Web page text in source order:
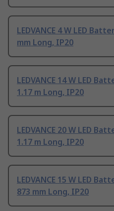
LEDVANCE 4 W LED
mm Long, IP20
LEDVANCE 14 W LED
1.17 m Long, IP20
LEDVANCE 20 W LED
1.17 m Long, IP20
LEDVANCE 15 W LED
873 mm Long, IP20